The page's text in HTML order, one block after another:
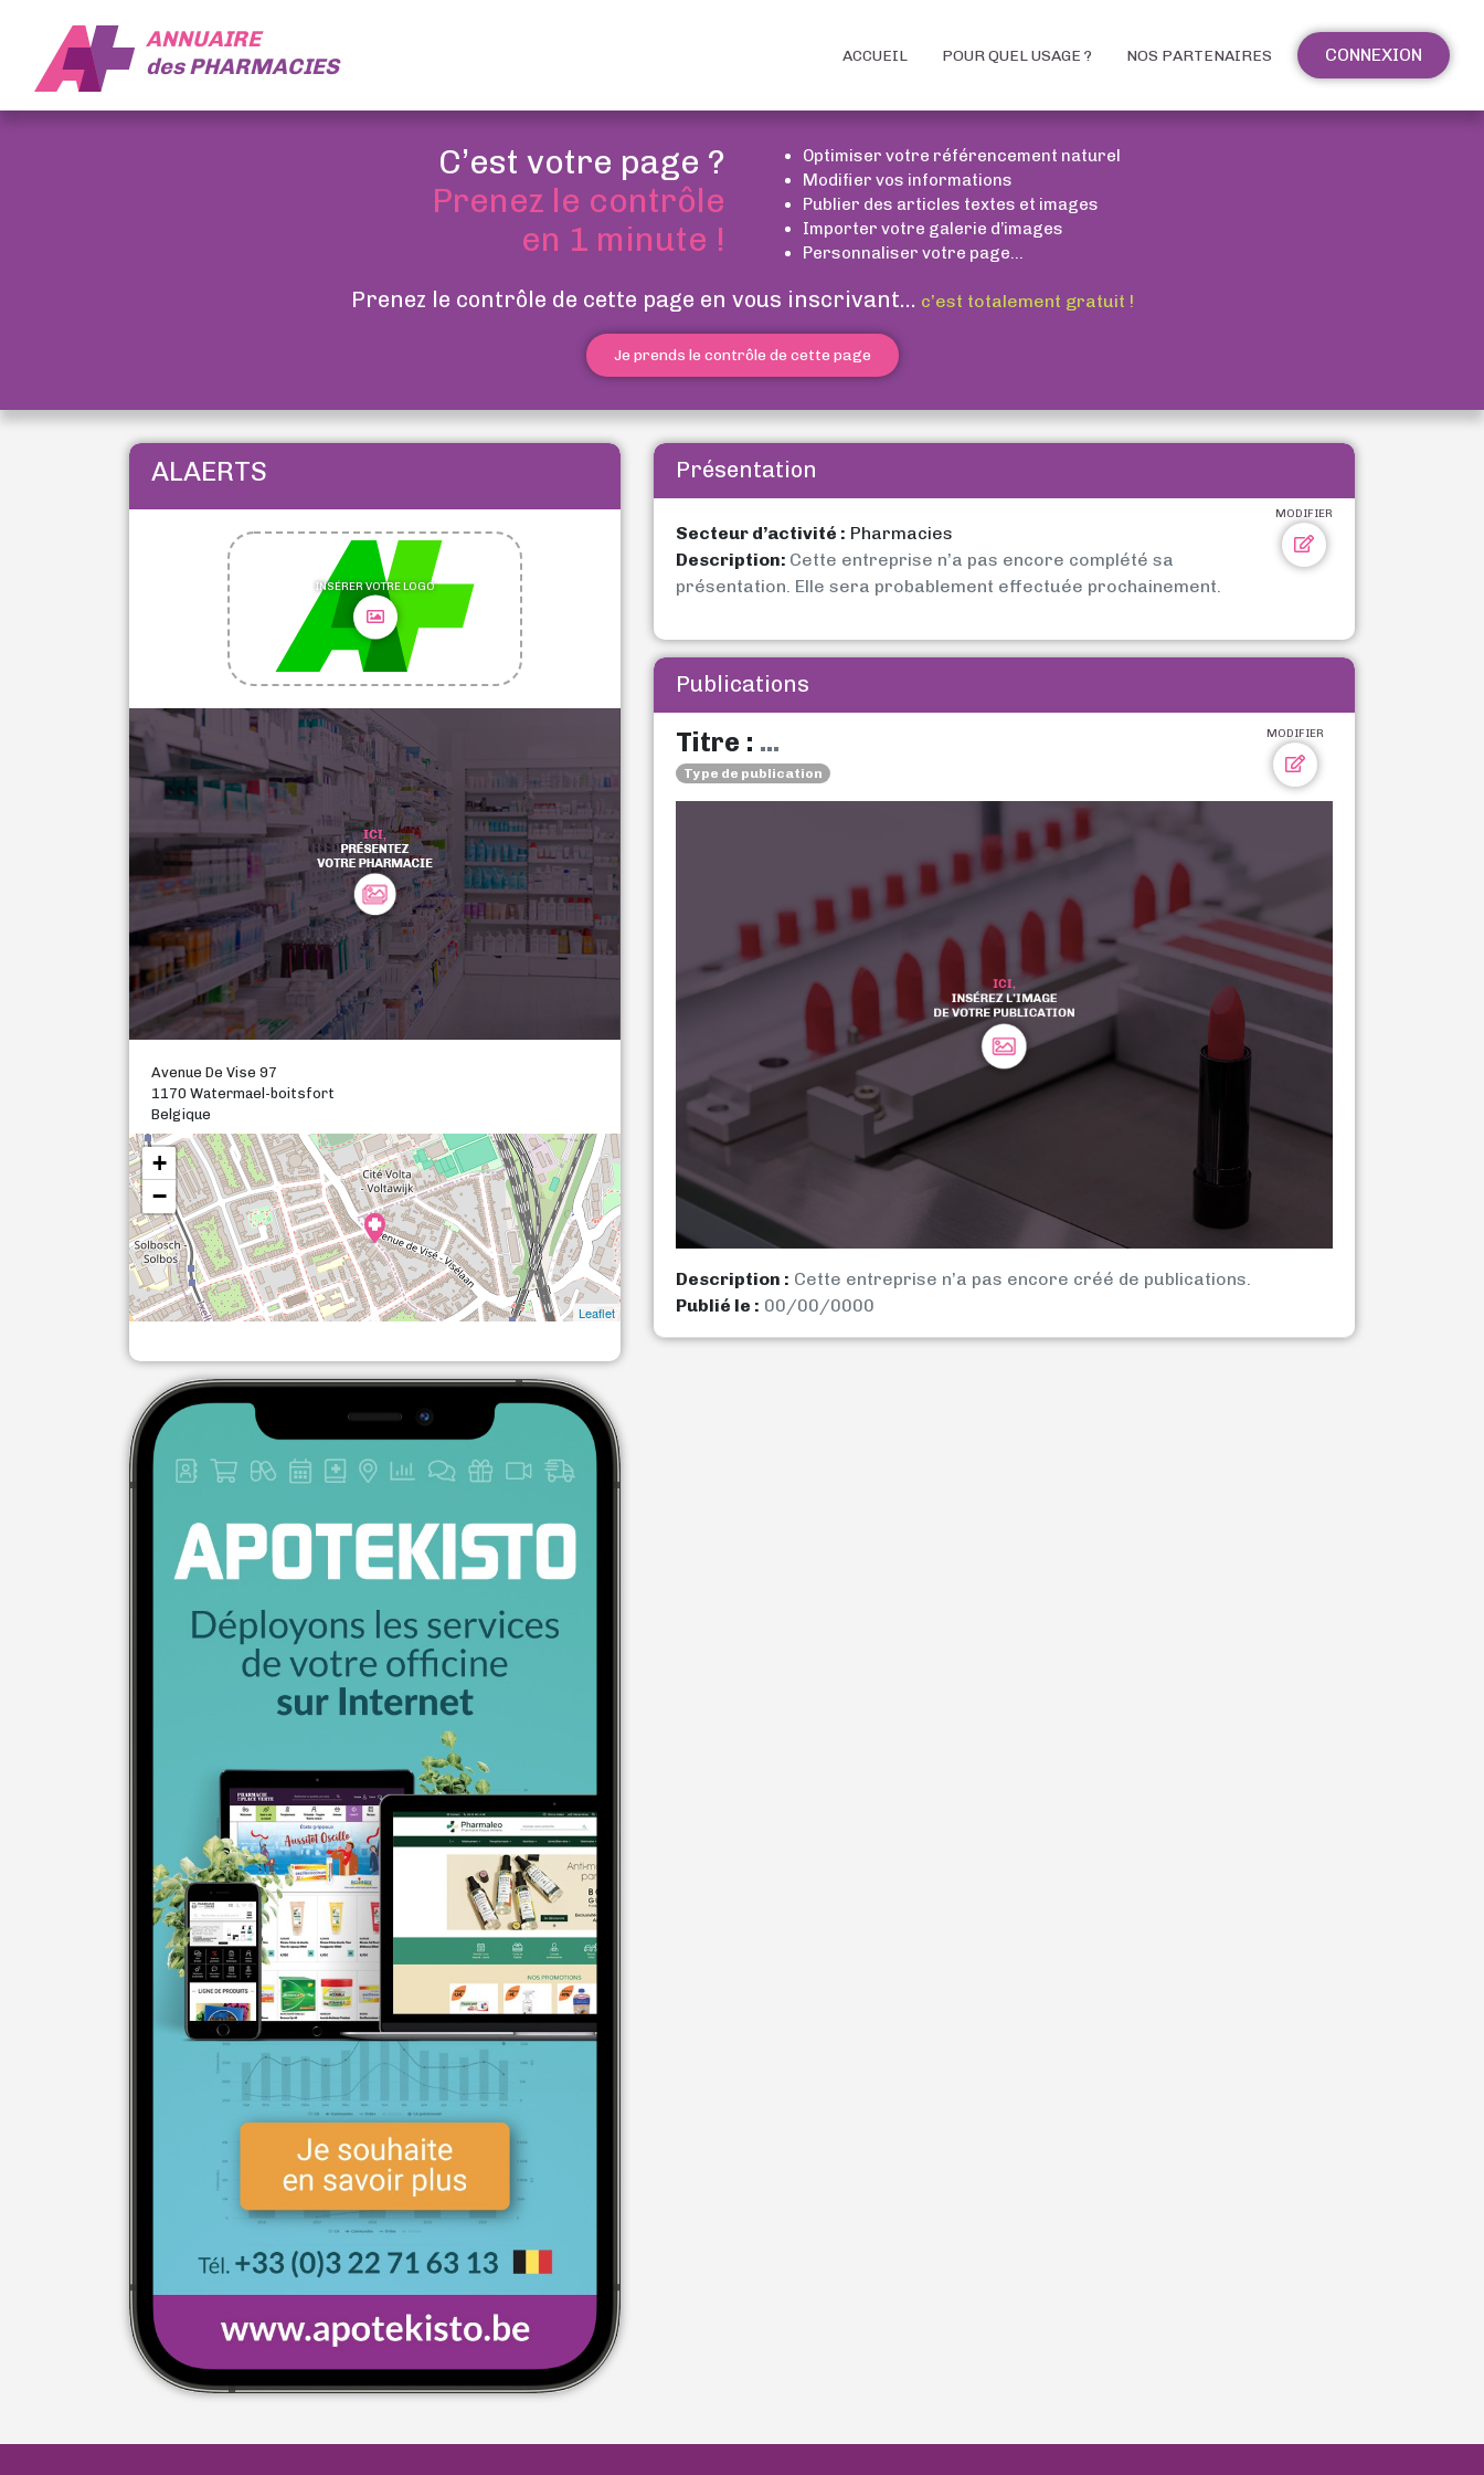
ANNUAIRE
desPHARMACIES ACCUEIL POUR QUEL USAGE ? NOS PARTENAIRES CONNEXION
C’est votre page ?
Prenez le contrôle
en 1 minute !
Optimiser votre référencement naturel
Modifier vos informations
Publier des articles textes et images
Importer votre galerie d’images
Personnaliser votre page...
Prenez le contrôle de cette page en vous inscrivant... c’est totalement gratuit !
Je prends le contrôle de cette page
ALAERTS
INSÉRER VOTRE LOGO
Avenue De Vise 97
1170 Watermael-boitsfort
Belgique
+
−
Leaflet
Présentation
MODIFIER
Secteur d’activité : Pharmacies
Description: Cette entreprise n’a pas encore complété sa
présentation. Elle sera probablement effectuée prochainement.
Publications
MODIFIER
Titre : ...
Type de publication
Description : Cette entreprise n’a pas encore créé de publications.
Publié le : 00/00/0000